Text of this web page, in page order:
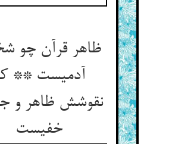
ظاهر قرآن چو
آدمیست **
نقوشش ظاهر و
خفیست